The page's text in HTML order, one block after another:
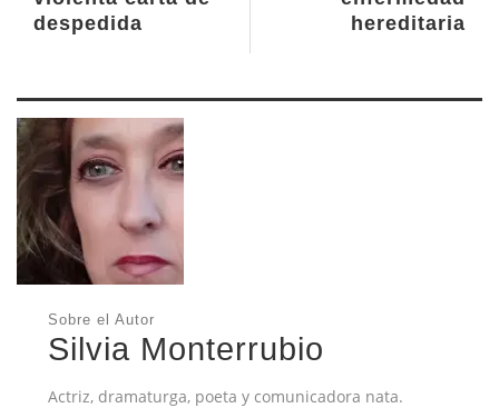
hereditaria
despedida
Sobre el Autor
Silvia Monterrubio
Actriz, dramaturga, poeta y comunicadora nata.